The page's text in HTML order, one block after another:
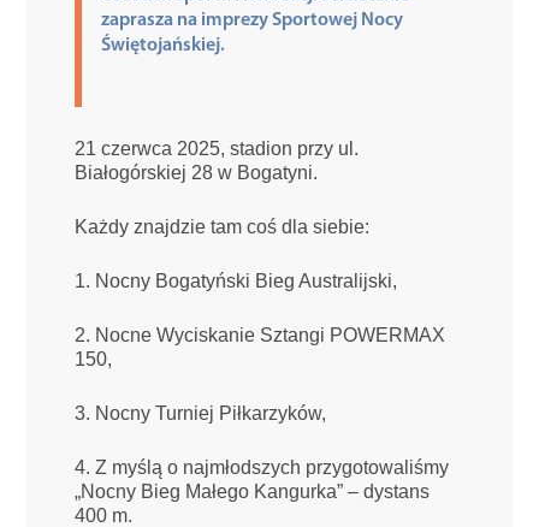
zaprasza na imprezy Sportowej Nocy
Świętojańskiej.
21 czerwca 2025, stadion przy ul.
Białogórskiej 28 w Bogatyni.
Każdy znajdzie tam coś dla siebie:
1. Nocny Bogatyński Bieg Australijski,
2. Nocne Wyciskanie Sztangi POWERMAX
150,
3. Nocny Turniej Piłkarzyków,
4. Z myślą o najmłodszych przygotowaliśmy
„Nocny Bieg Małego Kangurka” – dystans
400 m.